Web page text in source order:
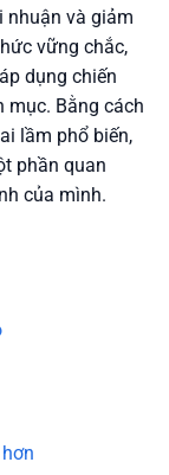
nhuận và giảm
vững chắc,
dụng chiến
mục. Bằng cách
lầm phổ biến,
phần quan
của mình.